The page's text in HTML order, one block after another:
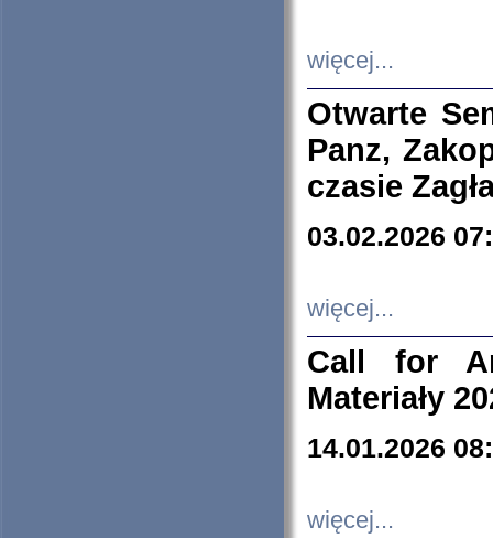
więcej...
Otwarte
Panz,
czasie
03.02.2026
więcej...
Call for
Materiały
14.01.2026
więcej...